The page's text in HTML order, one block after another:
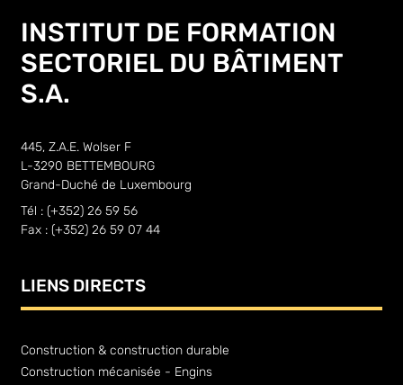
INSTITUT DE FORMATION
SECTORIEL DU BÂTIMENT
S.A.
445, Z.A.E. Wolser F
L-3290 BETTEMBOURG
Grand-Duché de Luxembourg
Tél : (+352) 26 59 56
Fax : (+352) 26 59 07 44
LIENS DIRECTS
Construction & construction durable
Construction mécanisée - Engins